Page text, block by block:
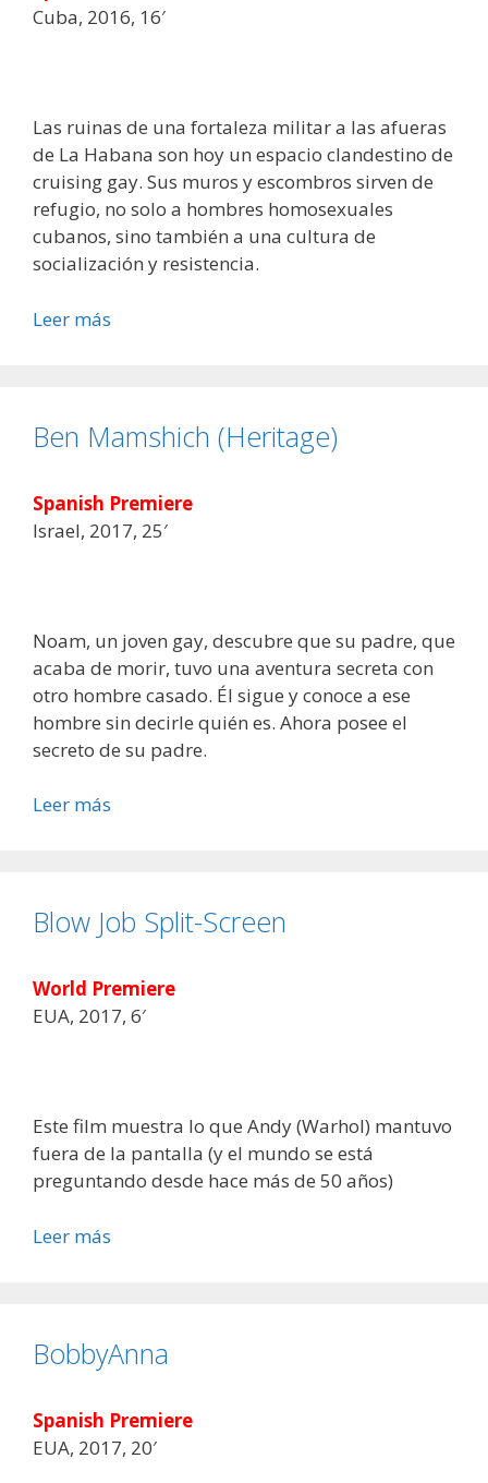
Cuba, 2016, 16′
Las ruinas de una fortaleza militar a las afueras
de La Habana son hoy un espacio clandestino de
cruising gay. Sus muros y escombros sirven de
refugio, no solo a hombres homosexuales
cubanos, sino también a una cultura de
socialización y resistencia.
Leer más
Ben Mamshich (Heritage)
Spanish Premiere
Israel, 2017, 25′
Noam, un joven gay, descubre que su padre, que
acaba de morir, tuvo una aventura secreta con
otro hombre casado. Él sigue y conoce a ese
hombre sin decirle quién es. Ahora posee el
secreto de su padre.
Leer más
Blow Job Split-Screen
World Premiere
EUA, 2017, 6′
Este film muestra lo que Andy (Warhol) mantuvo
fuera de la pantalla (y el mundo se está
preguntando desde hace más de 50 años)
Leer más
BobbyAnna
Spanish Premiere
EUA, 2017, 20′